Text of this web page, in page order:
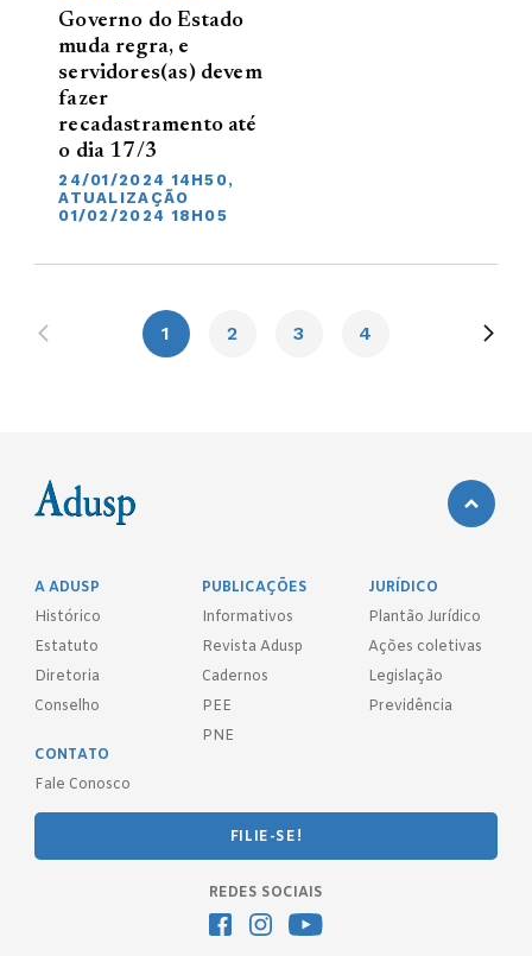
Governo do Estado
muda regra, e
servidores(as) devem
fazer
recadastramento até
o dia 17/3
24/01/2024 14H50,
ATUALIZAÇÃO
01/02/2024 18H05
1 2 3 4
A ADUSP
Histórico
Estatuto
Diretoria
Conselho
PUBLICAÇÕES
Informativos
Revista Adusp
Cadernos
PEE
PNE
JURÍDICO
Plantão Jurídico
Ações coletivas
Legislação
Previdência
CONTATO
Fale Conosco
FILIE-SE!
REDES SOCIAIS